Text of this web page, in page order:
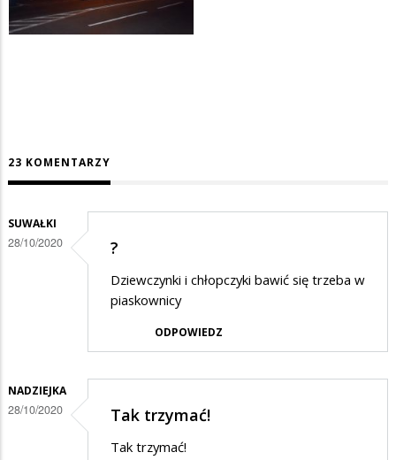
23 KOMENTARZY
SUWAŁKI
28/10/2020 ?
Dziewczynki i chłopczyki bawić się trzeba w
piaskownicy
ODPOWIEDZ
NADZIEJKA
28/10/2020 Tak trzymać!
Tak trzymać!